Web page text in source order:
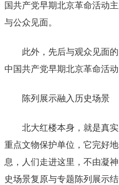
国共产党早期北京革命活动
与公众见面。
此外，先后与观众见面的
中国共产党早期北京革命活动
陈列展示融入历史场景
北大红楼本身，就是真实
重点文物保护单位，它完好
息，人们走进这里，不由凝
史场景复原与专题陈列展示